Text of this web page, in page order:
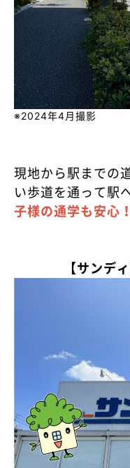
※2024年4月撮影
現地から駅までの
い歩道を通って駅
子様の通学も安心！
【サンデ